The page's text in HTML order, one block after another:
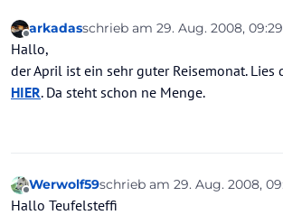
Offline
arkadasschrieb am 29. Aug. 2008, 09:29
zuletzt editiert von
Hallo,
der April ist ein sehr guter Reisemonat. Lies
HIER. Da steht schon ne Menge.
Offline
Werwolf59schrieb am 29. Aug. 2008,
zuletzt editiert von
Hallo Teufelsteffi